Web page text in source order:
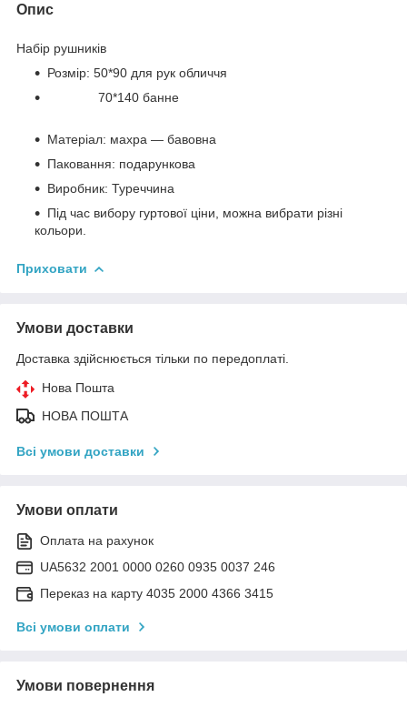
Опис
Набір рушників
Розмір: 50*90 для рук обличчя
70*140 банне
Матеріал: махра — бавовна
Паковання: подарункова
Виробник: Туреччина
Під час вибору гуртової ціни, можна вибрати різні
кольори.
Приховати
Умови доставки
Доставка здійснюється тільки по передоплаті.
Нова Пошта
НОВА ПОШТА
Всі умови доставки
Умови оплати
Оплата на рахунок
UA5632 2001 0000 0260 0935 0037 246
Переказ на карту 4035 2000 4366 3415
Всі умови оплати
Умови повернення